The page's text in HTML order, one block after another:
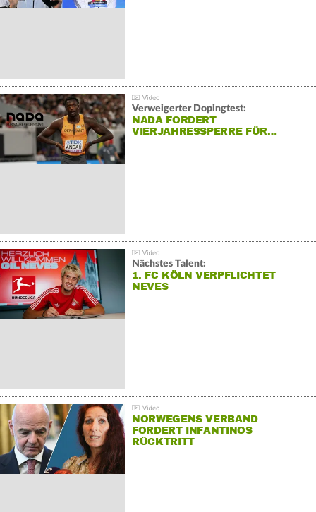
Verweigerter Dopingtest:
NADA FORDERT
VIERJAHRESSPERRE FÜR…
Nächstes Talent:
1. FC KÖLN VERPFLICHTET
NEVES
NORWEGENS VERBAND
FORDERT INFANTINOS
RÜCKTRITT